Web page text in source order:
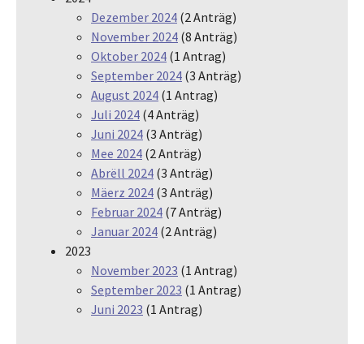
Dezember 2024 (2 Anträg)
November 2024 (8 Anträg)
Oktober 2024 (1 Antrag)
September 2024 (3 Anträg)
August 2024 (1 Antrag)
Juli 2024 (4 Anträg)
Juni 2024 (3 Anträg)
Mee 2024 (2 Anträg)
Abrëll 2024 (3 Anträg)
Mäerz 2024 (3 Anträg)
Februar 2024 (7 Anträg)
Januar 2024 (2 Anträg)
2023
November 2023 (1 Antrag)
September 2023 (1 Antrag)
Juni 2023 (1 Antrag)